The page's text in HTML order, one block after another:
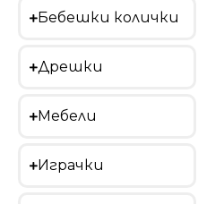
Бебешки колички
Дрешки
Мебели
Играчки